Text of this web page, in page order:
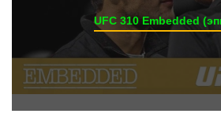
UFC 310 Embedded